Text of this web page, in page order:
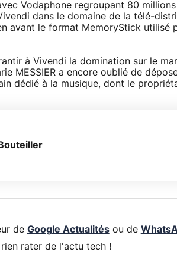
Vodaphone regroupant 80
dans le domaine de la télé-
avant le format MemoryStick utilisé
à Vivendi la domination sur le
MESSIER a encore oublié de
dédié à la musique, dont le
de Google Actualitésou de
rater de l'actu tech !